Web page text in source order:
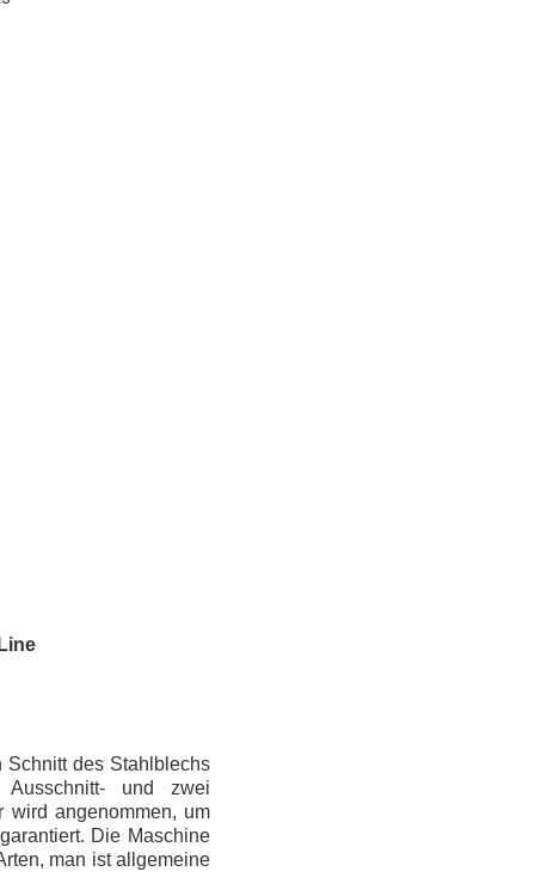
Schnitt des Stahlblechs
und zwei
wird angenommen, um
Die Maschine
man ist allgemeine